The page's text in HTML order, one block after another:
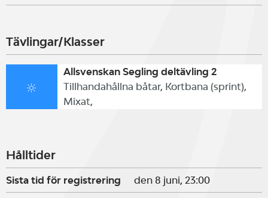
Tävlingar/Klasser
Allsvenskan Segling deltävling 2
Tillhandahållna båtar, Kortbana (sprint),
Mixat,
Hålltider
Sista tid för registrering den 8 juni, 23:00